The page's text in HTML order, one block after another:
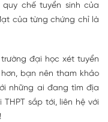
chế tuyển sinh của
của từng chứng chỉ là
đại học xét tuyển
bạn nên tham khảo
những ai đang tìm địa
sắp tới, liên hệ với